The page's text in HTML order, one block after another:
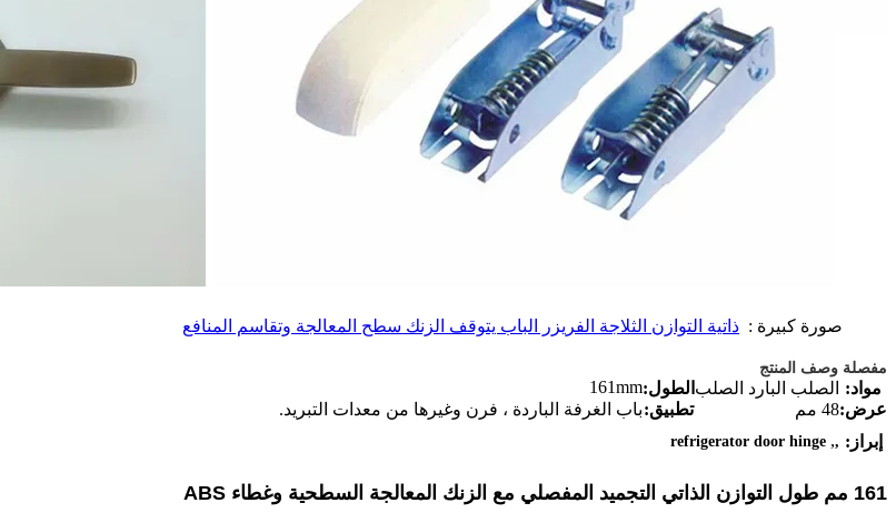
صورة كبيرة : ذاتية التوازن الثلاجة الفريزر الباب يتوقف الزنك سطح المعالجة وتقاسم المنافع
مفصلة وصف المنتج
مواد: الصلب البارد الصلب الطول:161mm
عرض:48 مم تطبيق:باب الغرفة الباردة ، فرن وغيرها من معدات التبريد.
إبراز: ,
,
refrigerator door hinge
161 مم طول التوازن الذاتي التجميد المفصلي مع الزنك المعالجة السطحية وغطاء ABS